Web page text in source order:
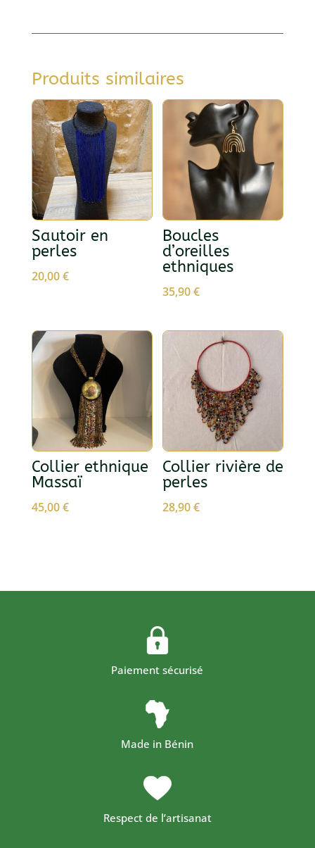
Produits similaires
Sautoir en
perles
20,00€
Boucles
d’oreilles
ethniques
35,90€
Collier ethnique
Massaï
45,00€
Collier rivière de
perles
28,90€
Paiement sécurisé
Made in Bénin
Respect de l’artisanat